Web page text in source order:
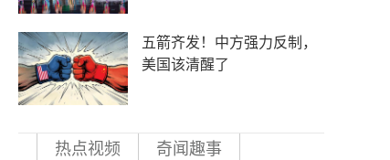
中外合作办学提速扩围，国
际高校押注中国未来
热点视频 奇闻趣事